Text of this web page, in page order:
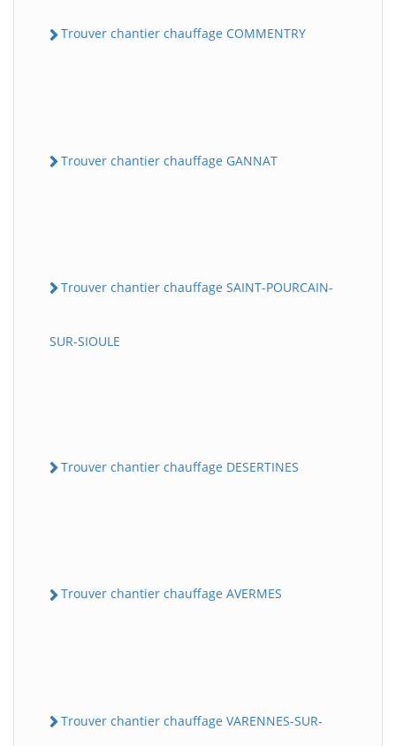
Trouver chantier chauffage COMMENTRY
Trouver chantier chauffage GANNAT
Trouver chantier chauffage SAINT-POURCAIN-
SUR-SIOULE
Trouver chantier chauffage DESERTINES
Trouver chantier chauffage AVERMES
Trouver chantier chauffage VARENNES-SUR-